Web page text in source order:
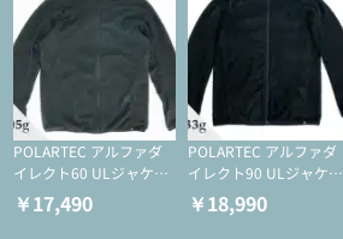
POLARTEC アルファダ
イレクト60 ULジャケッ
ト（登山/ミドルレイヤ
ー/化繊ジャケット）
￥17,490
POLARTEC アルファダ
イレクト90 ULジャケッ
ト（アクティブインサレ
ーション/ミドルレイヤ
￥18,990